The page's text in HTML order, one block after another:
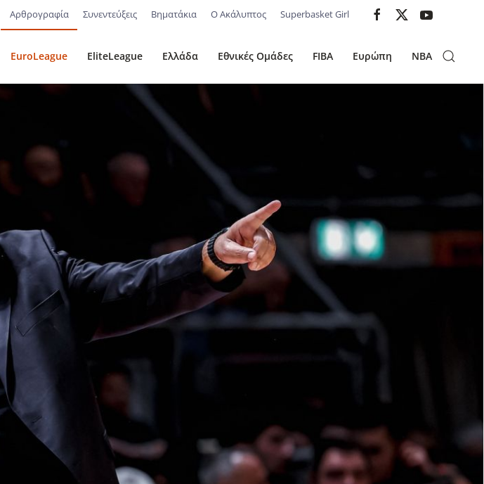
Αρθρογραφία Συνεντεύξεις Βηματάκια Ο Ακάλυπτος Superbasket Girl
EuroLeague EliteLeague Ελλάδα Εθνικές Ομάδες FIBA Ευρώπη NBA